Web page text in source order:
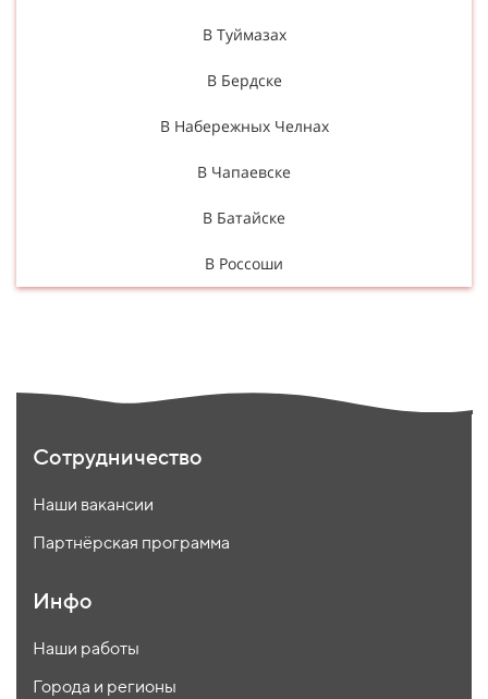
В Туймазах
В Бердске
В Набережных Челнах
В Чапаевске
В Батайске
В Россоши
Сотрудничество
Наши вакансии
Партнёрская программа
Инфо
Наши работы
Города и регионы